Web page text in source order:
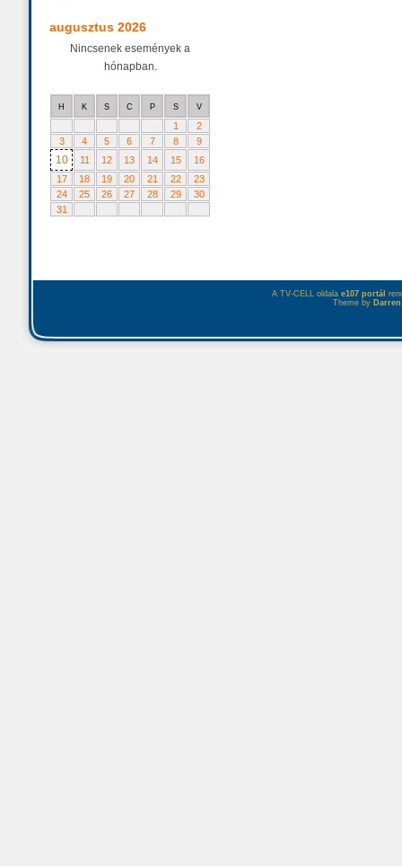
augusztus 2026
Nincsenek események a
hónapban.
H K S C P S V
1
2
3
4 5 6 7 8 9
10 11 12 13 14 15
16
17
18 19 20 21 22
23
24
25 26 27 28 29
30
31
A TV-CELL oldala e107 portál
Theme by